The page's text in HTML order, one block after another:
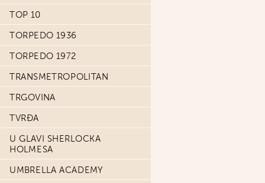
TOP 10
TORPEDO 1936
TORPEDO 1972
TRANSMETROPOLITAN
TRGOVINA
TVRĐA
U GLAVI SHERLOCKA
HOLMESA
UMBRELLA ACADEMY